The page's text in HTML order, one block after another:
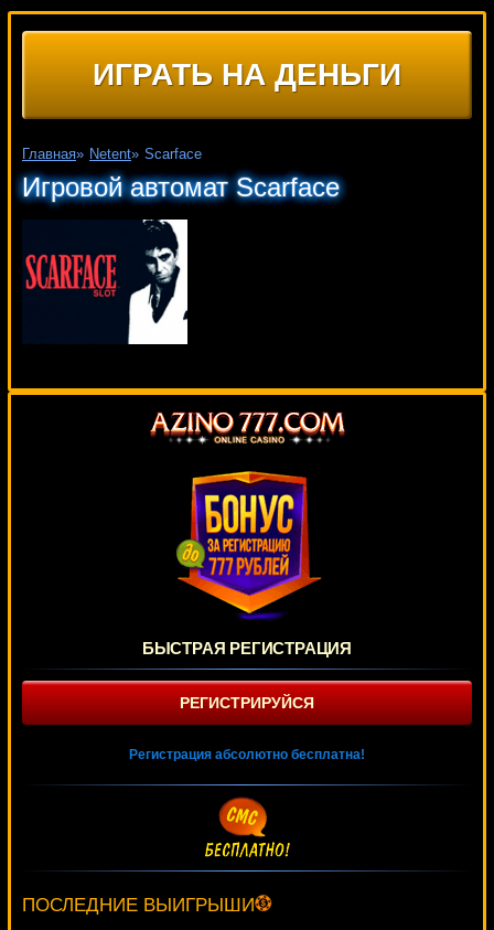
ИГРАТЬ НА ДЕНЬГИ
Главная» Netent» Scarface
Игровой автомат Scarface
БЫСТРАЯ РЕГИСТРАЦИЯ
РЕГИСТРИРУЙСЯ
Регистрация абсолютно бесплатна!
ПОСЛЕДНИЕ ВЫИГРЫШИ
DenisVS***